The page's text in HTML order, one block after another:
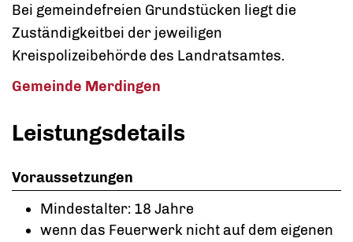
Bei gemeindefreien Grundstücken liegt die
Zuständigkeitbei der jeweiligen
Kreispolizeibehörde des Landratsamtes.
Gemeinde Merdingen
Leistungsdetails
Voraussetzungen
Mindestalter: 18 Jahre
wenn das Feuerwerk nicht auf dem eigenen